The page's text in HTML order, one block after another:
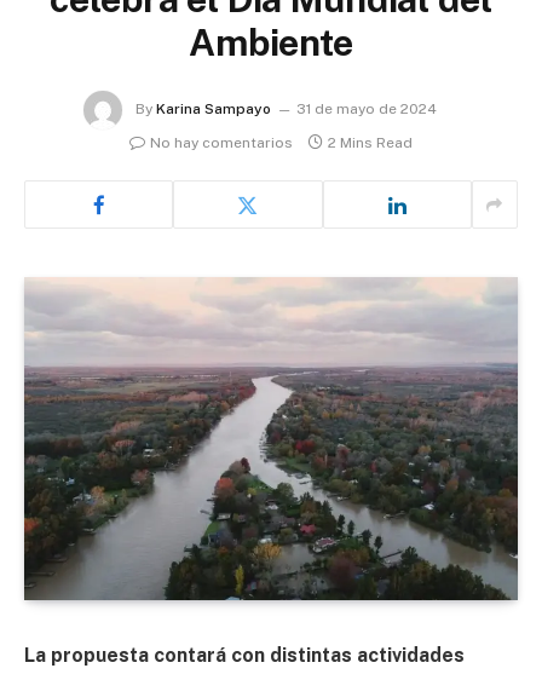
Ambiente
By Karina Sampayo
31 de mayo de 2024
No hay comentarios
2 Mins Read
La propuesta contará con distintas actividades